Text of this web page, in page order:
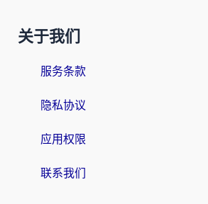
关于我们
服务条款
隐私协议
应用权限
联系我们